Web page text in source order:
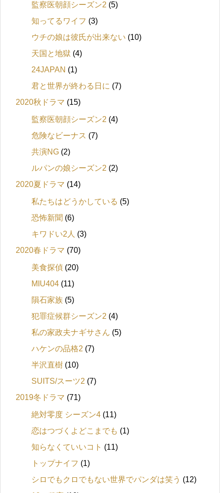
監察医朝顔シーズン2 (5)
知ってるワイフ (3)
ウチの娘は彼氏が出来ない (10)
天国と地獄 (4)
24JAPAN (1)
君と世界が終わる日に (7)
2020秋ドラマ (15)
監察医朝顔シーズン2 (4)
危険なビーナス (7)
共演NG (2)
ルパンの娘シーズン2 (2)
2020夏ドラマ (14)
私たちはどうかしている (5)
恐怖新聞 (6)
キワドい2人 (3)
2020春ドラマ (70)
美食探偵 (20)
MIU404 (11)
隕石家族 (5)
犯罪症候群シーズン2 (4)
私の家政夫ナギサさん (5)
ハケンの品格2 (7)
半沢直樹 (10)
SUITS/スーツ2 (7)
2019冬ドラマ (71)
絶対零度 シーズン4 (11)
恋はつづくよどこまでも (1)
知らなくていいコト (11)
トップナイフ (1)
シロでもクロでもない世界でパンダは笑う (12)